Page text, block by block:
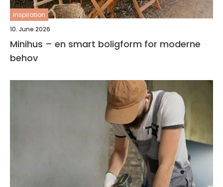
inspiration
10. June 2026
Minihus – en smart boligform for moderne
behov